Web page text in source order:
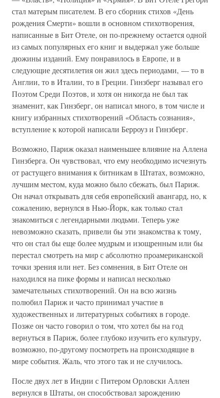
стал матерым писателем. В его сборник стихов «День
рождения Смерти» вошли в основном стихотворения,
написанные в Бит Отеле, он по-прежнему остается одной
из самых популярных его книг и выдержал уже больше
дюжины изданий. Ему понравилось в Европе, и в
следующие десятилетия он жил здесь периодами, — то в
Англии, то в Италии, то в Греции. Гинзберг называл его
Поэтом Среди Поэтов, и хотя он никогда не был так
знаменит, как Гинзберг, он написал много, в том числе и
книгу избранных стихотворений «Область сознания»,
вступление к которой написали Берроуз и Гинзберг.
Возможно, Париж оказал наименьшее влияние на Аллена
Гинзберга. Он чувствовал, что ему необходимо исчезнуть
от растущего внимания к битникам в Штатах, возможно,
лучшим местом, куда можно было сбежать, был Париж.
Он начал открывать для себя европейский авангард, но, к
сожалению, вернулся в Нью-Йорк, как только стал
знакомиться с легендарными людьми. Теперь уже
невозможно сказать, привели бы эти знакомства к тому,
что он стал бы еще более мудрым и изощренным или бы
перестал смотреть на мир с абсолютно проамериканской
точки зрения или нет. Без сомнения, в Бит Отеле он
находился на пике формы и написал несколько
замечательных стихотворений. Он на всю жизнь
полюбил Париж и часто принимал участие в
художественных и литературных событиях в городе.
Позже он часто говорил о том, что хотел бы на год
вернуться в Париж, более глубоко изучить его культуру,
возможно, по-другому посмотреть на происходящие в
мире события. Жаль, что этого так и не случилось.
После двух лет в Индии с Питером Орловски Аллен
вернулся в Штаты, он способствовал зарождению